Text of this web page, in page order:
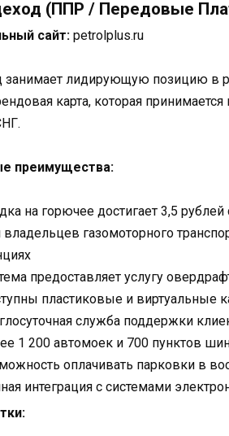
(ППР / Передовые
сайт: petrolplus.ru
занимает лидирующую позицию в
карта, которая
преимущества:
на горючее достигает 3,5
газомоторного
предоставляет услугу
пластиковые и виртуальные
служба поддержки
1 200 автомоек и 700 пунктов
оплачивать парковки в
интеграция с системами